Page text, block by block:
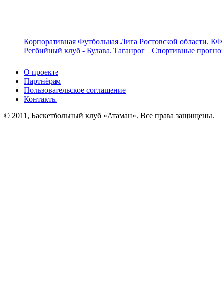
Корпоративная Футбольная Лига Ростовской области.
Регбийный клуб - Булава. Таганрог
Спортивные
О проекте
Партнёрам
Пользовательское соглашение
Контакты
© 2011, Баскетбольный клуб «Атаман». Все права защищены.